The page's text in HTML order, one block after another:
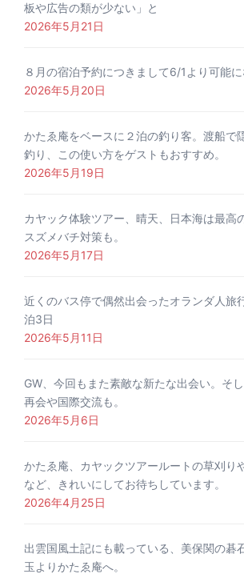
板や広告の類が少ない」と
2026年5月21日
８月の宿泊予約につきまして6/1より可能に
2026年5月20日
かたゑ庵をベースに２泊の釣り客。渡船で
釣り、この使い方をゲストもおすすめ。
2026年5月19日
カヤック体験ツアー、晴天、日本海は最高
スズメバチ対策も。
2026年5月17日
近くのバス停で偶然出会ったオランダ人
泊3日
2026年5月11日
GW、今回もまた素敵な新たな出会い。そ
再会や国際交流も。
2026年5月6日
かたゑ庵、カヤックツアールートの草刈り
など、きれいにしてお待ちしています。
2026年4月25日
出雲国風土記にも載っている、美保関の碁
玉よりかたゑ庵へ。